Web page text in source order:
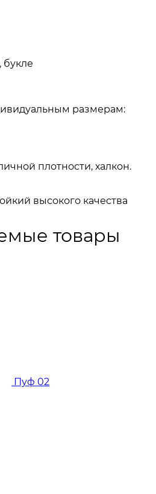
размерам:
плотности, халкон.
высокого качества
товары
Пуф 02